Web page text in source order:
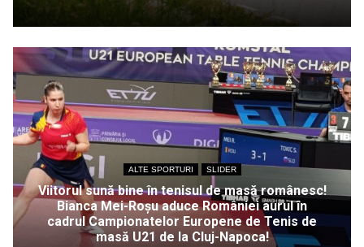
ALTE SPORTURI SLIDER
Viitorul sună bine în tenisul de masă românesc!
Bianca Mei-Roșu aduce României aurul în
cadrul Campionatelor Europene de Tenis de
masă U21 de la Cluj-Napoca!